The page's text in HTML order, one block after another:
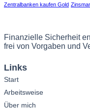
Zentralbanken kaufen Gold
Finanzielle Sicherheit
frei von Vorgaben und
Links
Start
Arbeitsweise
Über mich